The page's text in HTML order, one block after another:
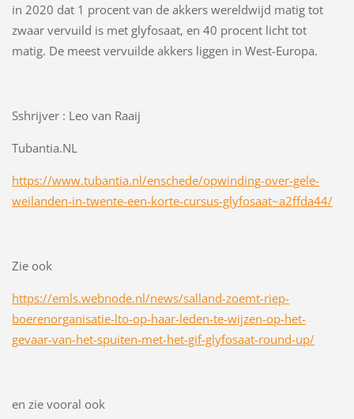
in 2020 dat 1 procent van de akkers wereldwijd matig tot
zwaar vervuild is met glyfosaat, en 40 procent licht tot
matig. De meest vervuilde akkers liggen in West-Europa.
Sshrijver : Leo van Raaij
Tubantia.NL
https://www.tubantia.nl/enschede/opwinding-over-gele-
weilanden-in-twente-een-korte-cursus-glyfosaat~a2ffda44/
Zie ook
https://emls.webnode.nl/news/salland-zoemt-riep-
boerenorganisatie-lto-op-haar-leden-te-wijzen-op-het-
gevaar-van-het-spuiten-met-het-gif-glyfosaat-round-up/
en zie vooral ook